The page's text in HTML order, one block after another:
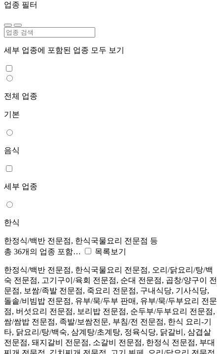
업종 필터
세부 업종에 포함된 업종 모두 보기
전체 업종
기본
음식
세부 업종
한식
한정식/백반 전문점, 한식국물요리 전문점 등
총 36개의 업종 포함…
목록보기
한정식/백반 전문점, 한식국물요리 전문점, 오리/닭요리/탕/백
숙 전문점, 고기구이/육회 전문점, 순대 전문점, 곱창/양구이 전
문점, 보쌈/족발 전문점, 죽요리 전문점, 구내식당, 기사식당,
돌솥/비빔밥 전문점, 유부/묵/두부 판매, 유부/묵/두부요리 전문
점, 버섯요리 전문점, 보리밥 전문점, 순두부/두부요리 전문점,
쌈/쌈밥 전문점, 족발/보쌈전문, 부침/전 전문점, 한식 요리-기
타, 닭요리/탕/백숙, 삼계탕/초계탕, 정육식당, 닭갈비, 삼겹살
전문점, 돼지갈비 전문점, 소갈비 전문점, 한정식 전문점, 부대